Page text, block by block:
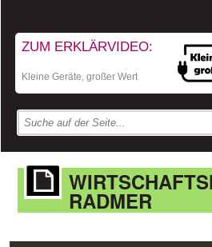
ZUM ERKLÄRVIDEO:
Kleine Geräte, großer Wert
RADMER